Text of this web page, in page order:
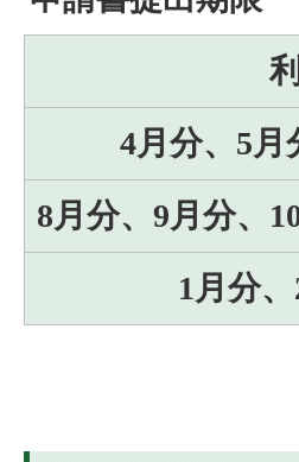
4月分、5月
8月分、9月分、
1月分